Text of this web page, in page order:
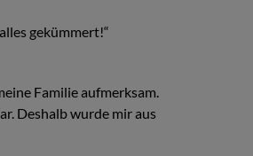
gekümmert!“
Familie aufmerksam.
Deshalb wurde mir aus